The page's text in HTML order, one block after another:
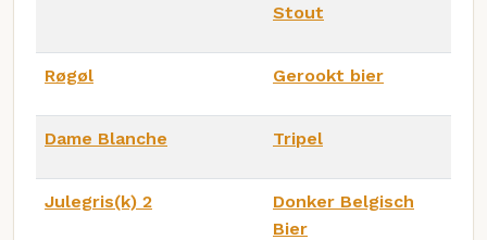
Stout
Røgøl Gerookt bier
Dame Blanche Tripel
Julegris(k) 2
Donker Belgisch
Bier